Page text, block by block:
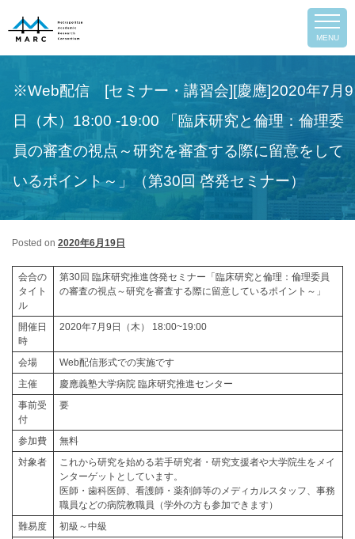
MENU
Post
Previous Next
※Web配信 [セミナー・講習会][慶應]2020年7月9
日（木）18:00 -19:00 「臨床研究と倫理：倫理委
員の審査の視点～研究を審査する際に留意をして
いるポイント～」（第30回 啓発セミナー）
Posted on 2020年6月19日
会合の
タイト
ル
第30回 臨床研究推進啓発セミナー「臨床研究と倫理：倫理委員
の審査の視点～研究を審査する際に留意しているポイント～」
開催日
時
2020年7月9日（木） 18:00~19:00
会場
Web配信形式での実施です
主催
慶應義塾大学病院 臨床研究推進センター
事前受
付
要
参加費
無料
対象者
これから研究を始める若手研究者・研究支援者や大学院生をメイ
ンターゲットとしています。
医師・歯科医師、看護師・薬剤師等のメディカルスタッフ、事務
職員などの病院教職員（学外の方も参加できます）
難易度
初級～中級